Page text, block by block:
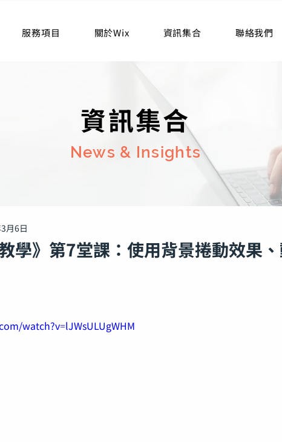
服務項目 關於Wix 資訊集合 聯絡我們
資訊集合
News & Insights
學》第7堂課：使用背景捲動效果
月6日
watch?v=lJWsULUgWHM